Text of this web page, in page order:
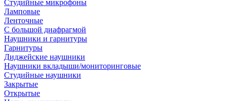
Студийные микрофоны
Ламповые
Ленточные
С большой диафрагмой
Наушники и гарнитуры
Гарнитуры
Диджейские наушники
Наушники вкладыши/мониторинговые
Студийные наушники
Закрытые
Открытые